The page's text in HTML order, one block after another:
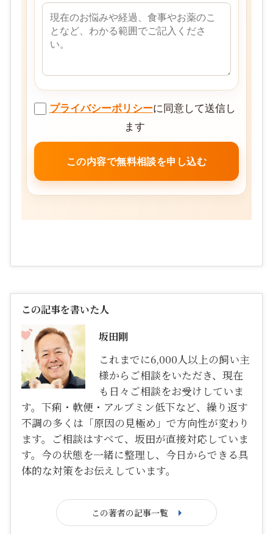
プライバシーポリシーに同意して送信し
ます
この記事を書いた人
坂田剛
これまでに6,000人以上の飼い主
様からご相談をいただき、現在
も日々ご相談をお受けしていま
す。下痢・軟便・アルブミン低下など、繰り返す
不調の多くは「原因の見極め」で方向性が変わり
ます。ご相談はすべて、坂田が直接対応していま
す。今の状態を一緒に整理し、今日からできる具
体的な対策をお伝えしています。
この著者の記事一覧